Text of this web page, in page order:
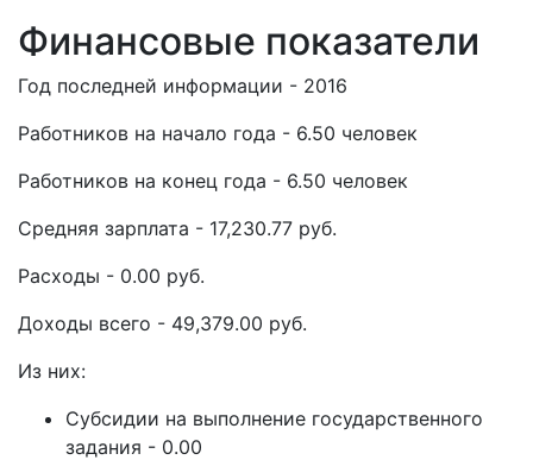
Финансовые показатели
Год последней информации - 2016
Работников на начало года - 6.50 человек
Работников на конец года - 6.50 человек
Средняя зарплата - 17,230.77 руб.
Расходы - 0.00 руб.
Доходы всего - 49,379.00 руб.
Из них:
Субсидии на выполнение государственного
задания - 0.00